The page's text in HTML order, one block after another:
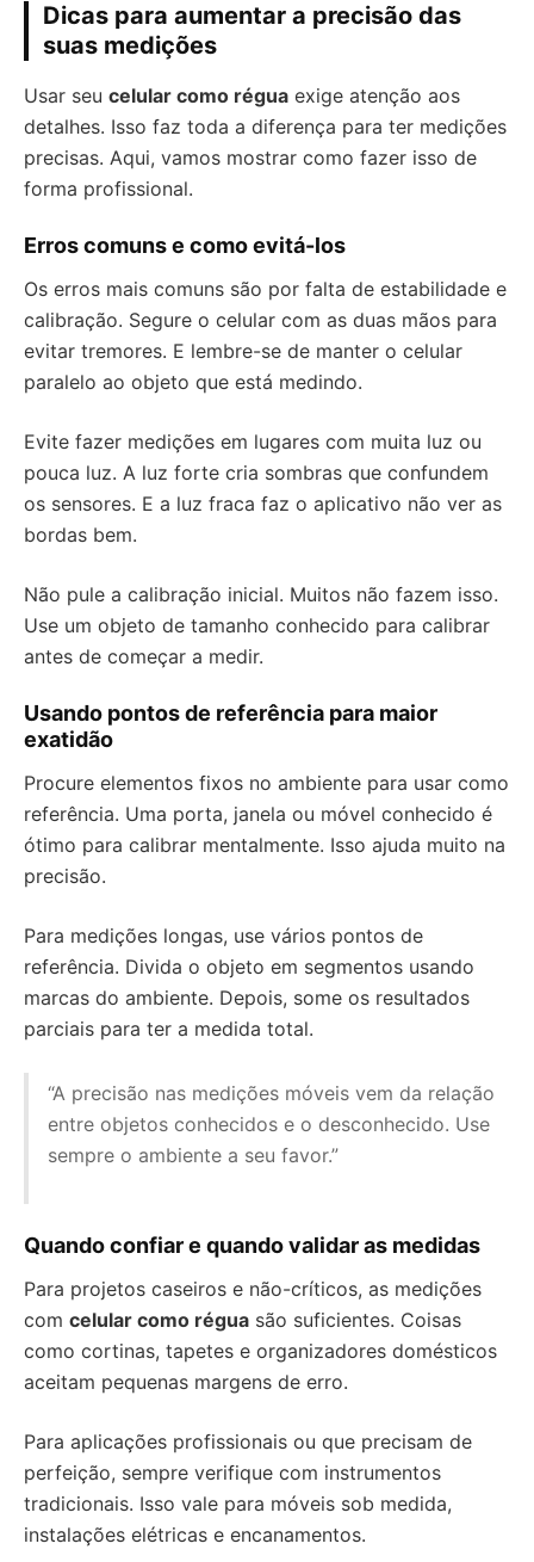
Dicas para aumentar a precisão das
suas medições
Usar seu celular como régua exige atenção aos
detalhes. Isso faz toda a diferença para ter medições
precisas. Aqui, vamos mostrar como fazer isso de
forma profissional.
Erros comuns e como evitá-los
Os erros mais comuns são por falta de estabilidade e
calibração. Segure o celular com as duas mãos para
evitar tremores. E lembre-se de manter o celular
paralelo ao objeto que está medindo.
Evite fazer medições em lugares com muita luz ou
pouca luz. A luz forte cria sombras que confundem
os sensores. E a luz fraca faz o aplicativo não ver as
bordas bem.
Não pule a calibração inicial. Muitos não fazem isso.
Use um objeto de tamanho conhecido para calibrar
antes de começar a medir.
Usando pontos de referência para maior
exatidão
Procure elementos fixos no ambiente para usar como
referência. Uma porta, janela ou móvel conhecido é
ótimo para calibrar mentalmente. Isso ajuda muito na
precisão.
Para medições longas, use vários pontos de
referência. Divida o objeto em segmentos usando
marcas do ambiente. Depois, some os resultados
parciais para ter a medida total.
“A precisão nas medições móveis vem da relação
entre objetos conhecidos e o desconhecido. Use
sempre o ambiente a seu favor.”
Quando confiar e quando validar as medidas
Para projetos caseiros e não-críticos, as medições
com celular como régua são suficientes. Coisas
como cortinas, tapetes e organizadores domésticos
aceitam pequenas margens de erro.
Para aplicações profissionais ou que precisam de
perfeição, sempre verifique com instrumentos
tradicionais. Isso vale para móveis sob medida,
instalações elétricas e encanamentos.